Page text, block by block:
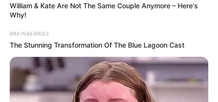
William & Kate Are Not The Same Couple Anymore – Here's
Why!
BRAINBERRIES
The Stunning Transformation Of The Blue Lagoon Cast